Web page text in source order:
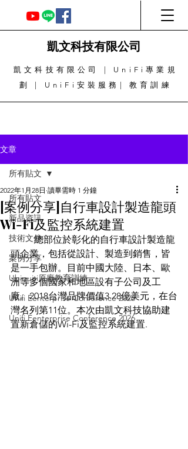
凱文科技有限公司
凱文科技有限公司 | UniFi專業規
劃 | UniFi安裝服務| 教育訓練
文章
所有貼文
新品資訊
技術文件
案例分享
Ubiquiti原廠教育訓練
Unifi Eenterprise Conference 2026
Unifi Eenterprise Conference 2026
所有貼文
[案例分享]自行車設計製造龍頭
Wi-Fi及監控系統建置
2022年1月28日 讀畢需時 1 分鐘
	總部位於彰化的自行車設計製造龍
頭企業，包括從設計、製造到銷售，皆
是一手包辦。目前中國大陸、日本、歐
洲等多個國家和地區設有子公司及工
廠。2018台灣品牌價值3.28億美元，在台
灣名列第11位。本次由凱文科技協助建
置新倉儲的Wi-Fi及監控系統建置.